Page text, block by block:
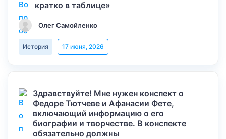
кратко в таблице»
Олег Самойленко
История 17 июня, 2026
Здравствуйте! Мне нужен конспект о
Федоре Тютчеве и Афанасии Фете,
включающий информацию о его
биографии и творчестве. В конспекте
обязательно должны